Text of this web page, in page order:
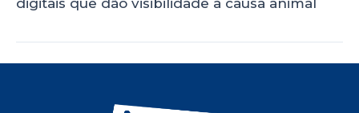
digitais que dão visibilidade à causa animal